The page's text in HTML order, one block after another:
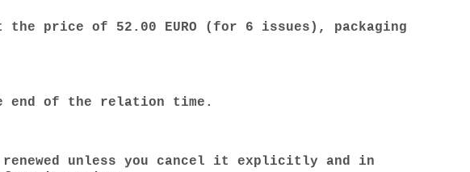
the price of 52.00 EURO (for 6 issues), packaging
end of the relation time.
unless you cancel it explicitly and in